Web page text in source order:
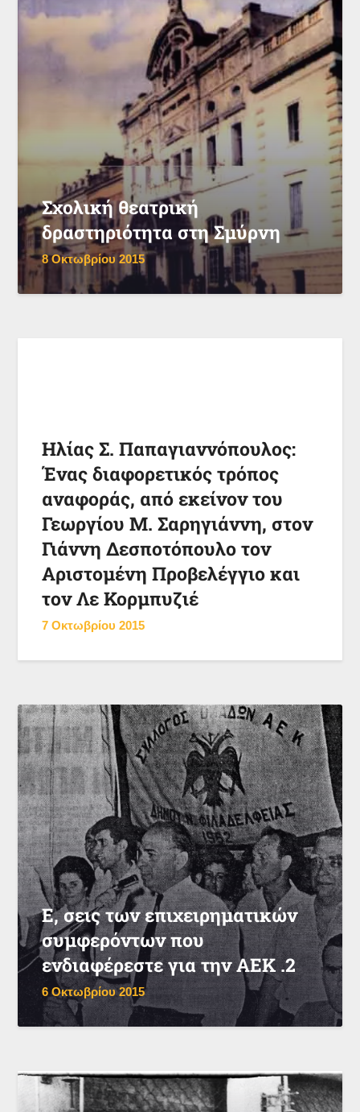
Σχολική θεατρική
δραστηριότητα στη Σμύρνη
8 Οκτωβρίου 2015
Ηλίας Σ. Παπαγιαννόπουλος:
Ένας διαφορετικός τρόπος
αναφοράς, από εκείνον του
Γεωργίου Μ. Σαρηγιάννη, στον
Γιάννη Δεσποτόπουλο τον
Αριστομένη Προβελέγγιο και
τον Λε Κορμπυζιέ
7 Οκτωβρίου 2015
Ε, σεις των επιχειρηματικών
συμφερόντων που
ενδιαφέρεστε για την ΑΕΚ .2
6 Οκτωβρίου 2015